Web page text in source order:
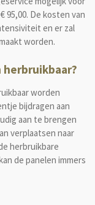
95,00. De kosten van
en er zal
worden.
worden
bijdragen aan
aan te brengen
verplaatsen naar
herbruikbare
de panelen immers